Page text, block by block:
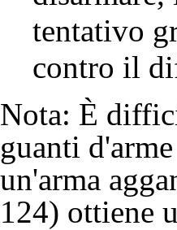
tentativo
contro il
Nota: È
guanti
un'arma
124) ottiene